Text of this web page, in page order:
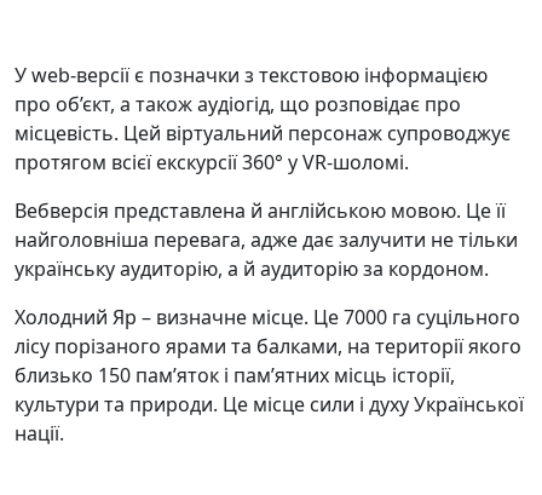
У web-версії є позначки з текстовою інформацією
про об’єкт, а також аудіогід, що розповідає про
місцевість. Цей віртуальний персонаж супроводжує
протягом всієї екскурсії 360° у VR-шоломі.
Вебверсія представлена й англійською мовою. Це її
найголовніша перевага, адже дає залучити не тільки
українську аудиторію, а й аудиторію за кордоном.
Холодний Яр – визначне місце. Це 7000 га суцільного
лісу порізаного ярами та балками, на території якого
близько 150 пам’яток і пам’ятних місць історії,
культури та природи. Це місце сили і духу Української
нації.